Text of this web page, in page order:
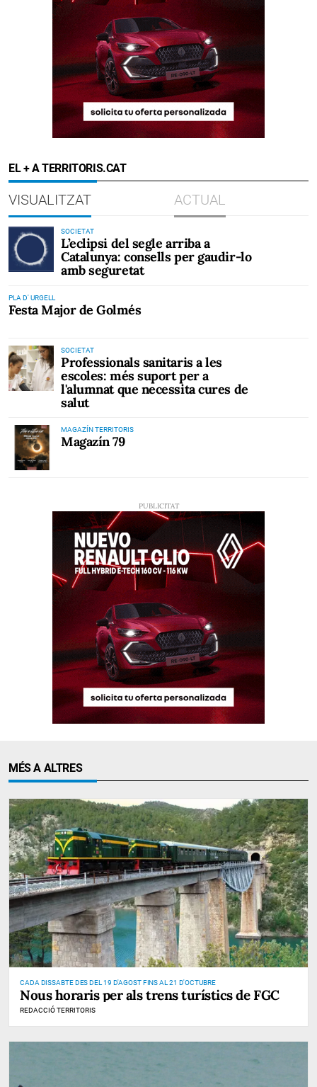
EL + A TERRITORIS.CAT
VISUALITZAT ACTUAL
SOCIETAT
L’eclipsi del segle arriba a
Catalunya: consells per gaudir-lo
amb seguretat
PLA D' URGELL
Festa Major de Golmés
SOCIETAT
Professionals sanitaris a les
escoles: més suport per a
l'alumnat que necessita cures de
salut
MAGAZÍN TERRITORIS
Magazín 79
MÉS A ALTRES
CADA DISSABTE DES DEL 19 D'AGOST FINS AL 21 D'OCTUBRE
Nous horaris per als trens turístics de FGC
REDACCIÓ TERRITORIS